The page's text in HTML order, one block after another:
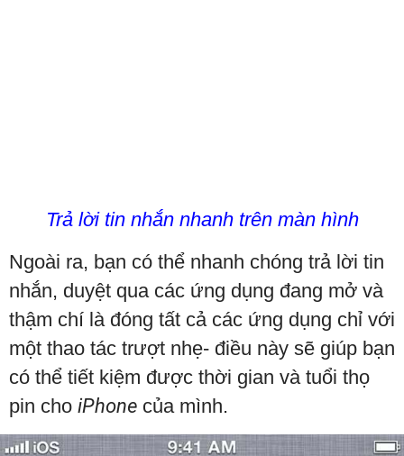
Trả lời tin nhắn nhanh trên màn hình
Ngoài ra, bạn có thể nhanh chóng trả lời tin
nhắn, duyệt qua các ứng dụng đang mở và
thậm chí là đóng tất cả các ứng dụng chỉ với
một thao tác trượt nhẹ- điều này sẽ giúp bạn
có thể tiết kiệm được thời gian và tuổi thọ
pin cho iPhone của mình.